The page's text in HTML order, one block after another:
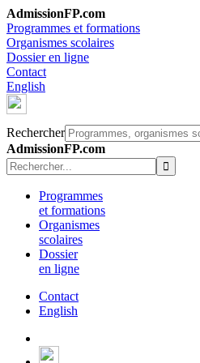
AdmissionFP.com
Programmes et formations
Organismes scolaires
Dossier en ligne
Contact
English
Rechercher
AdmissionFP.com
Programmes
et formations
Organismes
scolaires
Dossier
en ligne
Contact
English